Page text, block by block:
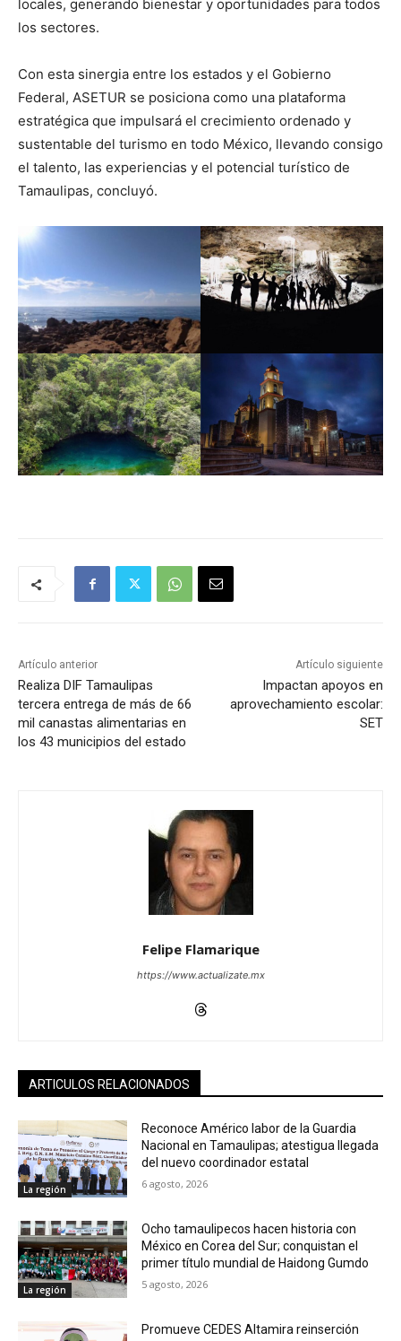
locales, generando bienestar y oportunidades para todos
los sectores.
Con esta sinergia entre los estados y el Gobierno
Federal, ASETUR se posiciona como una plataforma
estratégica que impulsará el crecimiento ordenado y
sustentable del turismo en todo México, llevando consigo
el talento, las experiencias y el potencial turístico de
Tamaulipas, concluyó.
Artículo anterior
Realiza DIF Tamaulipas
tercera entrega de más de 66
mil canastas alimentarias en
los 43 municipios del estado
Artículo siguiente
Impactan apoyos en
aprovechamiento escolar:
SET
Felipe Flamarique
https://www.actualizate.mx
ARTICULOS RELACIONADOS
La región
Reconoce Américo labor de la Guardia
Nacional en Tamaulipas; atestigua llegada
del nuevo coordinador estatal
6 agosto, 2026
La región
Ocho tamaulipecos hacen historia con
México en Corea del Sur; conquistan el
primer título mundial de Haidong Gumdo
5 agosto, 2026
Promueve CEDES Altamira reinserción